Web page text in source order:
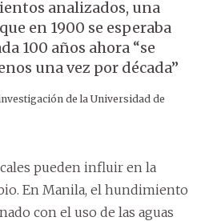
analizados, una
en 1900 se esperaba
100 años ahora “se
una vez por década”
de la Universidad de
pueden influir en la
En Manila, el hundimiento
con el uso de las aguas